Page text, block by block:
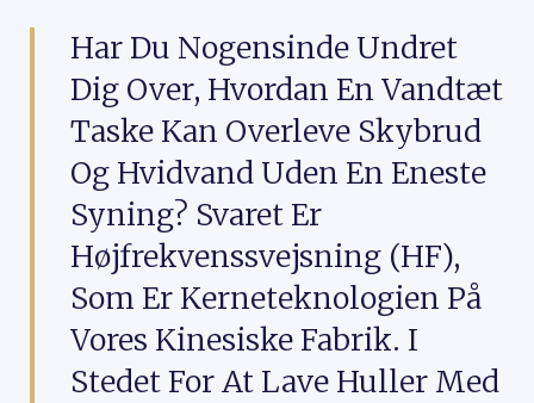
Har Du Nogensinde Undret
Dig Over, Hvordan En Vandtæt
Taske Kan Overleve Skybrud
Og Hvidvand Uden En Eneste
Syning? Svaret Er
Højfrekvenssvejsning (HF),
Som Er Kerneteknologien På
Vores Kinesiske Fabrik. I
Stedet For At Lave Huller Med